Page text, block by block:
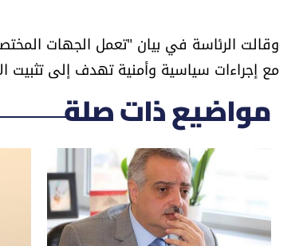
وقالت الرئاسة في بيان "تعمل الجهات
مع إجراءات سياسية وأمنية تهدف إلى
مواضيع ذات صلة